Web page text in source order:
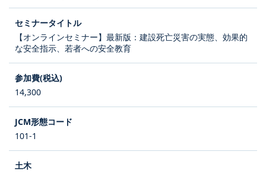
【オンラインセミナー】最新版：建設死亡災害の実態、効果的
な安全指示、若者への安全教育
14,300
101-1